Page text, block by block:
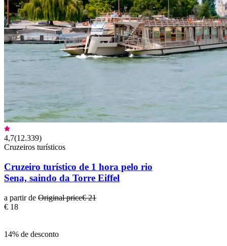
4,7(12.339)
Cruzeiros turísticos
Cruzeiro turístico de 1 hora pelo rio
Sena, saindo da Torre Eiffel
a partir de Original price€ 21
€ 18
14% de desconto